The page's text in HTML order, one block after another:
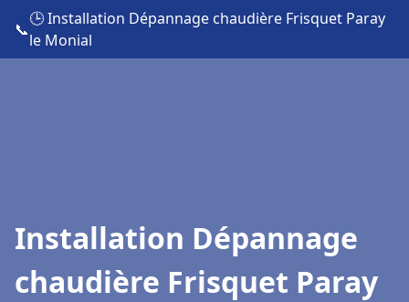
📞
🕒 Installation Dépannage chaudière Frisquet Paray
le Monial
Installation Dépannage
chaudière Frisquet Paray